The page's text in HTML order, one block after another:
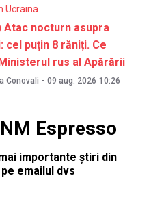
Ucraina
Atac nocturn asupra
cel puțin 8 răniți. Ce
rus al Apărării
Conovali - 09 aug. 2026 10:26
Espresso
importante știri din
emailul dvs